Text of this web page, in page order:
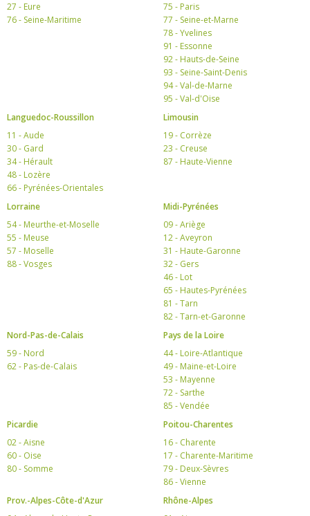
27 - Eure
76 - Seine-Maritime
75 - Paris
77 - Seine-et-Marne
78 - Yvelines
91 - Essonne
92 - Hauts-de-Seine
93 - Seine-Saint-Denis
94 - Val-de-Marne
95 - Val-d'Oise
Languedoc-Roussillon
11 - Aude
30 - Gard
34 - Hérault
48 - Lozère
66 - Pyrénées-Orientales
Limousin
19 - Corrèze
23 - Creuse
87 - Haute-Vienne
Lorraine
54 - Meurthe-et-Moselle
55 - Meuse
57 - Moselle
88 - Vosges
Midi-Pyrénées
09 - Ariège
12 - Aveyron
31 - Haute-Garonne
32 - Gers
46 - Lot
65 - Hautes-Pyrénées
81 - Tarn
82 - Tarn-et-Garonne
Nord-Pas-de-Calais
59 - Nord
62 - Pas-de-Calais
Pays de la Loire
44 - Loire-Atlantique
49 - Maine-et-Loire
53 - Mayenne
72 - Sarthe
85 - Vendée
Picardie
02 - Aisne
60 - Oise
80 - Somme
Poitou-Charentes
16 - Charente
17 - Charente-Maritime
79 - Deux-Sèvres
86 - Vienne
Prov.-Alpes-Côte-d'Azur
Rhône-Alpes